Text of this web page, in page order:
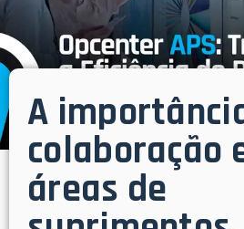
A
colaboração
áreas de